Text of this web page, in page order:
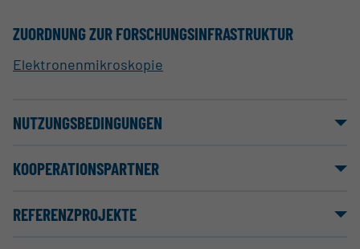
ZUORDNUNG ZUR FORSCHUNGSINFRASTRUKTUR
Elektronenmikroskopie
NUTZUNGSBEDINGUNGEN
KOOPERATIONSPARTNER
REFERENZPROJEKTE